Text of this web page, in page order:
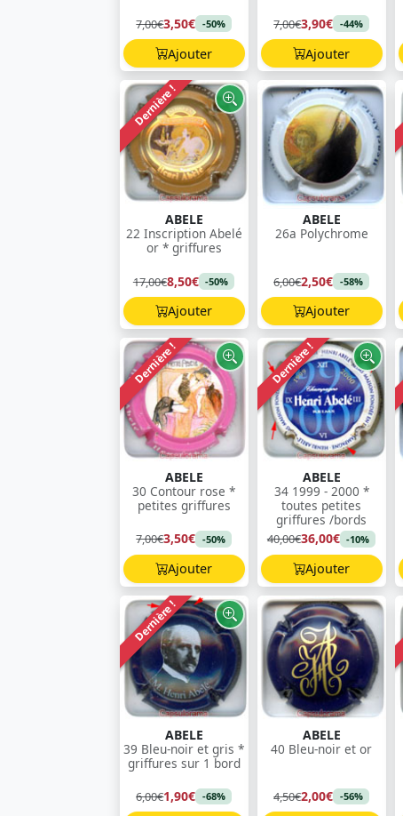
7,00€3,50€ -50%
Ajouter
7,00€3,90€ -44%
Ajouter
Dernière !
ABELE
22 Inscription Abelé
or * griffures
17,00€8,50€ -50%
Ajouter
ABELE
26a Polychrome
6,00€2,50€ -58%
Ajouter
Dernière !
ABELE
30 Contour rose *
petites griffures
7,00€3,50€ -50%
Ajouter
Dernière !
ABELE
34 1999 - 2000 *
toutes petites
griffures /bords
40,00€36,00€ -10%
Ajouter
Dernière !
ABELE
39 Bleu-noir et gris *
griffures sur 1 bord
6,00€1,90€ -68%
ABELE
40 Bleu-noir et or
4,50€2,00€ -56%